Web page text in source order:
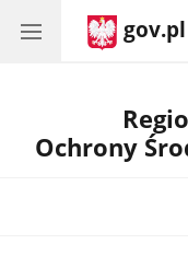
gov.pl
Ochrony